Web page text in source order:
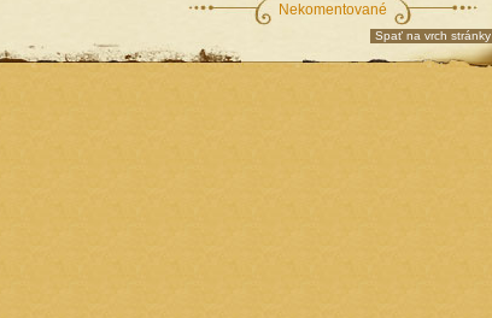
Nekomentované
Spať na vrch stránky